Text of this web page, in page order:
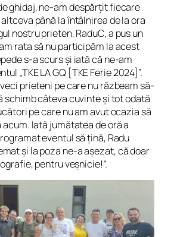
ghidaj, ne-am despărțit fiecare
până la întâlnirea de la ora
nostru prieten, RaduC, a pus un
rata să nu participăm la acest
s-a scurs și iată că ne-am
„TKE LA GQ [TKE Ferie 2024]”.
prieteni pe care nu răzbeam să-
schimb câteva cuvinte și tot odată
pe care nu am avut ocazia să
Iată jumătatea de oră a
eventul să țină, Radu
și la poza ne-a așezat, că doar
pentru veșnicie!”.